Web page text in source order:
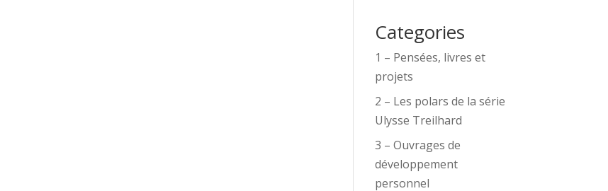
Categories
1 – Pensées, livres et
projets
2 – Les polars de la série
Ulysse Treilhard
3 – Ouvrages de
développement
personnel